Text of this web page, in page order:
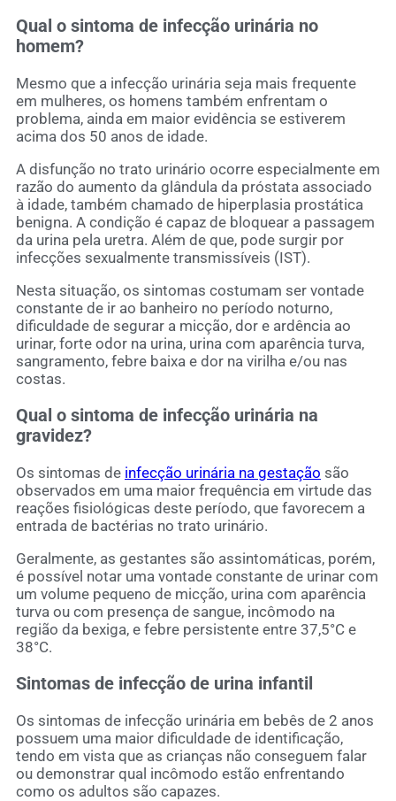
Qual o sintoma de infecção urinária no
homem?
Mesmo que a infecção urinária seja mais frequente
em mulheres, os homens também enfrentam o
problema, ainda em maior evidência se estiverem
acima dos 50 anos de idade.
A disfunção no trato urinário ocorre especialmente em
razão do aumento da glândula da próstata associado
à idade, também chamado de hiperplasia prostática
benigna. A condição é capaz de bloquear a passagem
da urina pela uretra. Além de que, pode surgir por
infecções sexualmente transmissíveis (IST).
Nesta situação, os sintomas costumam ser vontade
constante de ir ao banheiro no período noturno,
dificuldade de segurar a micção, dor e ardência ao
urinar, forte odor na urina, urina com aparência turva,
sangramento, febre baixa e dor na virilha e/ou nas
costas.
Qual o sintoma de infecção urinária na
gravidez?
Os sintomas de infecção urinária na gestação são
observados em uma maior frequência em virtude das
reações fisiológicas deste período, que favorecem a
entrada de bactérias no trato urinário.
Geralmente, as gestantes são assintomáticas, porém,
é possível notar uma vontade constante de urinar com
um volume pequeno de micção, urina com aparência
turva ou com presença de sangue, incômodo na
região da bexiga, e febre persistente entre 37,5°C e
38°C.
Sintomas de infecção de urina infantil
Os sintomas de infecção urinária em bebês de 2 anos
possuem uma maior dificuldade de identificação,
tendo em vista que as crianças não conseguem falar
ou demonstrar qual incômodo estão enfrentando
como os adultos são capazes.